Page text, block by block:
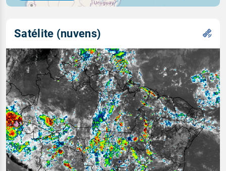
Satélite (nuvens)